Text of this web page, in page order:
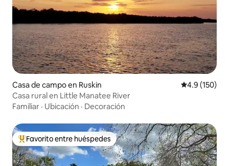
Casa de campo en Ruskin Calificación
4.9 (150)
Casa rural en Little Manatee River
Familiar · Ubicación · Decoración
De los mejores en Favorito entre huéspedes
Favorito entre huéspedes